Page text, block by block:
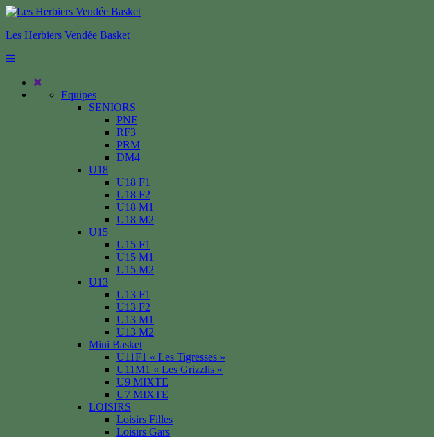
Les Herbiers Vendée Basket
Equipes
SENIORS
PNF
RF3
PRM
DM4
U18
U18 F1
U18 F2
U18 M1
U18 M2
U15
U15 F1
U15 M1
U15 M2
U13
U13 F1
U13 F2
U13 M1
U13 M2
Mini Basket
U11F1 « Les Tigresses »
U11M1 « Les Grizzlis »
U9 MIXTE
U7 MIXTE
LOISIRS
Loisirs Filles
Loisirs Gars